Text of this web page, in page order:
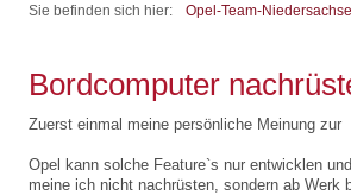
Sie befinden sich hier: Opel-Team-
Bordcomputer
Zuerst einmal meine persönliche Meinung zur
Opel kann solche Feature`s nur entwicklen
meine ich nicht nachrüsten, sondern ab Werk